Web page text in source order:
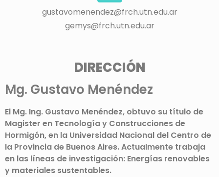
gustavomenendez@frch.utn.edu.ar
gemys@frch.utn.edu.ar
DIRECCIÓN
Mg. Gustavo Menéndez
El Mg. Ing. Gustavo Menéndez, obtuvo su título de
Magister en Tecnología y Construcciones de
Hormigón, en la Universidad Nacional del Centro de
la Provincia de Buenos Aires. Actualmente trabaja
en las líneas de investigación: Energías renovables
y materiales sustentables.